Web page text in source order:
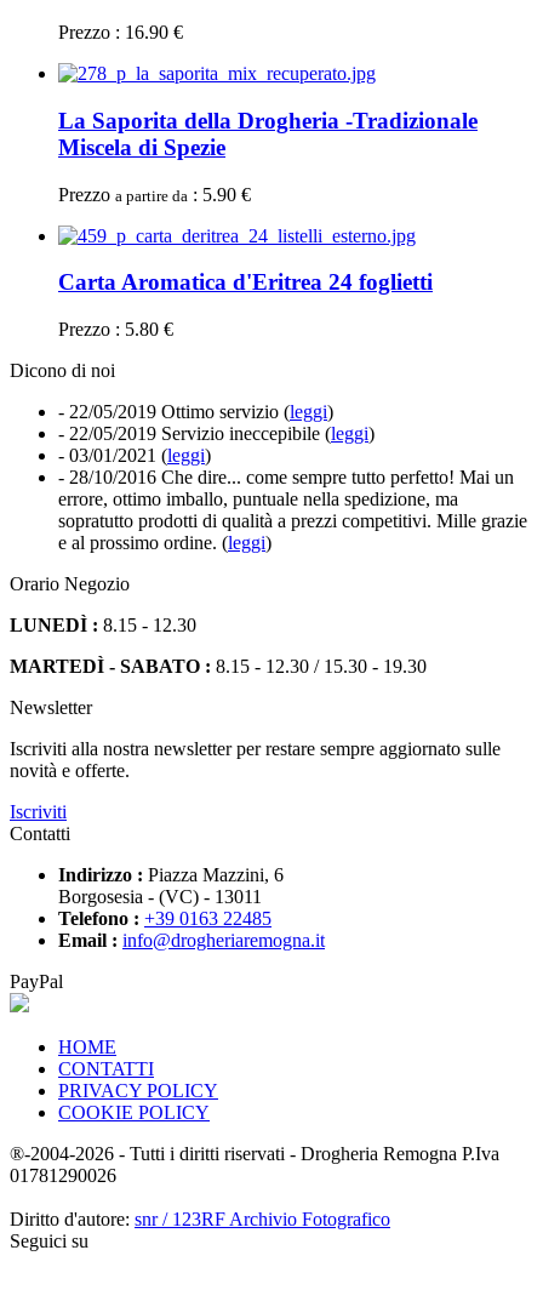
Prezzo : 16.90 €
La Saporita della Drogheria -Tradizionale
Miscela di Spezie
Prezzo a partire da : 5.90 €
Carta Aromatica d'Eritrea 24 foglietti
Prezzo : 5.80 €
Dicono di noi
- 22/05/2019 Ottimo servizio (leggi)
- 22/05/2019 Servizio ineccepibile (leggi)
- 03/01/2021 (leggi)
- 28/10/2016 Che dire... come sempre tutto perfetto! Mai un
errore, ottimo imballo, puntuale nella spedizione, ma
sopratutto prodotti di qualità a prezzi competitivi. Mille grazie
e al prossimo ordine. (leggi)
Orario Negozio
LUNEDÌ : 8.15 - 12.30
MARTEDÌ - SABATO : 8.15 - 12.30 / 15.30 - 19.30
Newsletter
Iscriviti alla nostra newsletter per restare sempre aggiornato sulle
novità e offerte.
Iscriviti
Contatti
Indirizzo : Piazza Mazzini, 6
Borgosesia - (VC) - 13011
Telefono : +39 0163 22485
Email : info@drogheriaremogna.it
PayPal
HOME
CONTATTI
PRIVACY POLICY
COOKIE POLICY
®-2004-2026 - Tutti i diritti riservati - Drogheria Remogna P.Iva
01781290026
Diritto d'autore: snr / 123RF Archivio Fotografico
Seguici su